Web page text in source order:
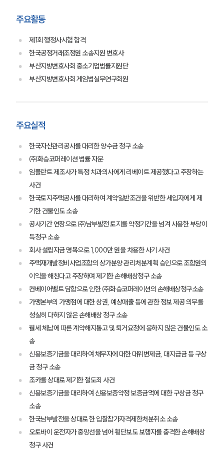
주요활동
제1회 행정사시험 합격
한국공정거래조정원 소송지원 변호사
부산지방변호사회 중소기업법률지원단
부산지방변호사회 게임법실무연구회원
주요실적
한국자산관리공사를 대리한 양수금 청구 소송
㈜화승코퍼레이션 법률 자문
임플란트 제조사가 특정 치과의사에게 리베이트 제공했다고 주장하는
사건
한국토지주택공사를 대리하여 계약일반조건을 위반한 세입자에게 제
기한 건물인도 소송
공사기간 연장으로 ㈜남부발전 토지를 약정기간을 넘겨 사용한 부당이
득청구 소송
회사 설립자금 명목으로 1,000만 원을 차용한 사기 사건
주택재개발정비사업조합의 상가분양 관리처분계획 승인으로 조합원의
이익을 해친다고 주장하며 제기한 손해배상청구 소송
컨베이어벨트 담합으로 인한 ㈜화승코퍼레이션의 손해배상청구소송
가맹본부의 가맹점에 대한 상권, 예상매출 등에 관한 정보 제공 의무를
성실히 다하지 않은 손해배상 청구 소송
월세 체납에 따른 계약해지통고 및 퇴거요청에 응하지 않은 건물인도 소
송
신용보증기금을 대리하여 채무자에 대한 대위변제금, 대지급금 등 구상
금 청구 소송
조카를 상대로 제기한 절도죄 사건
신용보증기금을 대리하여 신용보증약정 보증금액에 대한 구상금 청구
소송
한국남부발전을 상대로 한 입찰참가자격제한처분취소 소송
오토바이 운전자가 중앙선을 넘어 횡단보도 보행자를 충격한 손해배상
청구 사건